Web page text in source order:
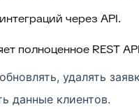
через API.
полноценное REST
удалять
данные клиентов.